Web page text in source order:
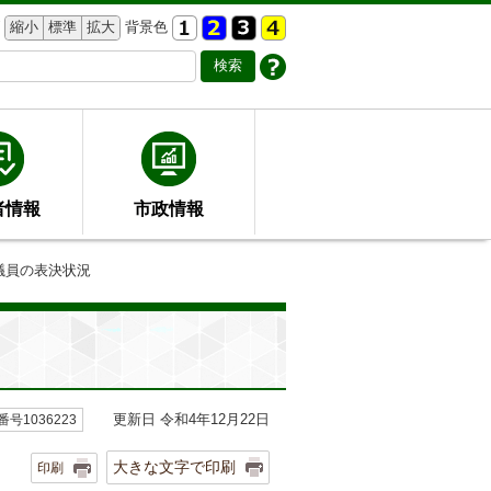
縮小 標準 拡大 背景色
情報 市政情報
員の表決状況
号1036223 更新日 令和4年12月22日
印刷 大きな文字で印刷